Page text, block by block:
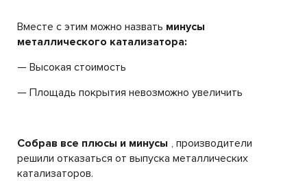
Вместе с этим можно назвать минусы
металлического катализатора:
— Высокая стоимость
— Площадь покрытия невозможно увеличить
Собрав все плюсы и минусы , производители
решили отказаться от выпуска металлических
катализаторов.